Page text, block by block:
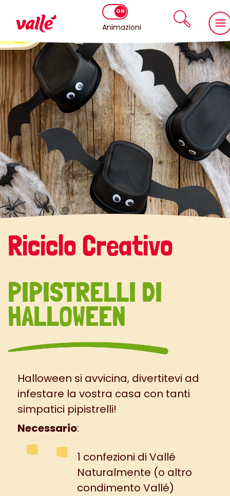
Animazioni
Riciclo Creativo
PIPISTRELLI DI
HALLOWEEN
Halloween si avvicina, divertitevi ad
infestare la vostra casa con tanti
simpatici pipistrelli!
Necessario:
1 confezioni di Vallé
Naturalmente (o altro
condimento Vallé)